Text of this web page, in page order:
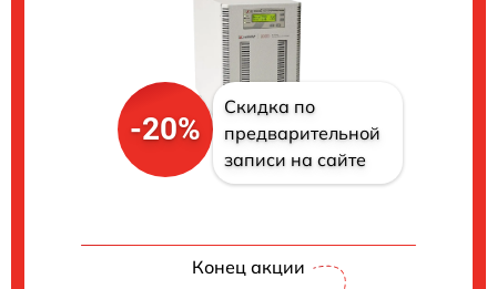
-20%
Скидка по
предварительной
записи на сайте
Конец акции